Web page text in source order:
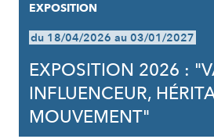
EXPOSITION
du 18/04/2026 au 03/01/2027
EXPOSITION 2026 :
INFLUENCEUR,
MOUVEMENT"